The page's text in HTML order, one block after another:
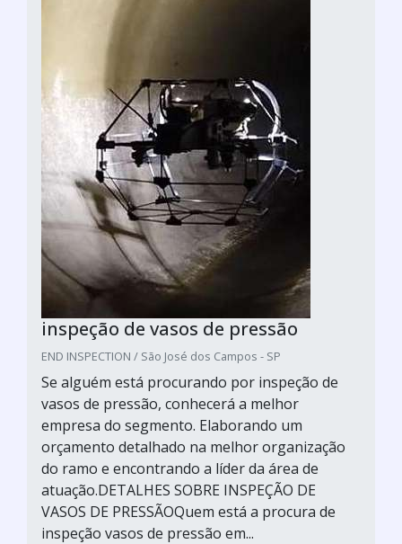
inspeção de vasos de pressão
END INSPECTION / São José dos Campos - SP
Se alguém está procurando por inspeção de
vasos de pressão, conhecerá a melhor
empresa do segmento. Elaborando um
orçamento detalhado na melhor organização
do ramo e encontrando a líder da área de
atuação.DETALHES SOBRE INSPEÇÃO DE
VASOS DE PRESSÃOQuem está a procura de
inspeção vasos de pressão em...